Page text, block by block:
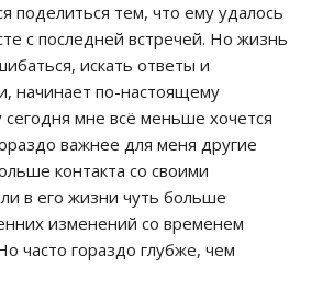
поделиться тем, что ему удалось
с последней встречей. Но жизнь
искать ответы и
начинает по-настоящему
мне всё меньше хочется
важнее для меня другие
контакта со своими
в его жизни чуть больше
изменений со временем
часто гораздо глубже, чем